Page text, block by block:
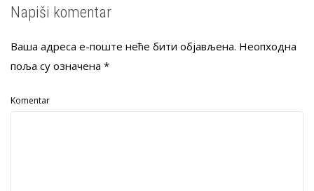
Napiši komentar
Ваша адреса е-поште неће бити објављена. Неопходна
поља су означена *
Komentar